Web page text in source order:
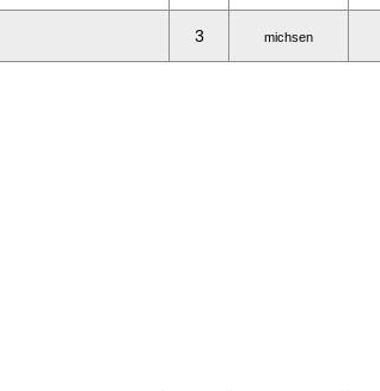
3 michsen